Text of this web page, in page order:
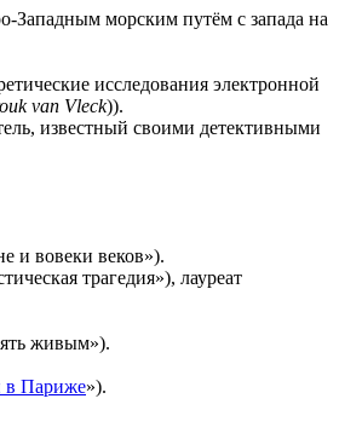
Западным морским путём с запада на
исследования электронной
van Vleck)).
известный своими детективными
и вовеки веков»).
трагедия»), лауреат
живым»).
в Париже»).